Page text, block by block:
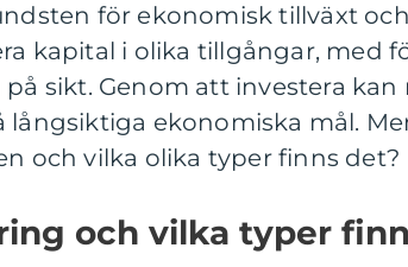
för ekonomisk tillväxt
kapital i olika tillgångar, med
sikt. Genom att investera kan
ekonomiska mål.
och vilka olika typer finns det?
och vilka typer